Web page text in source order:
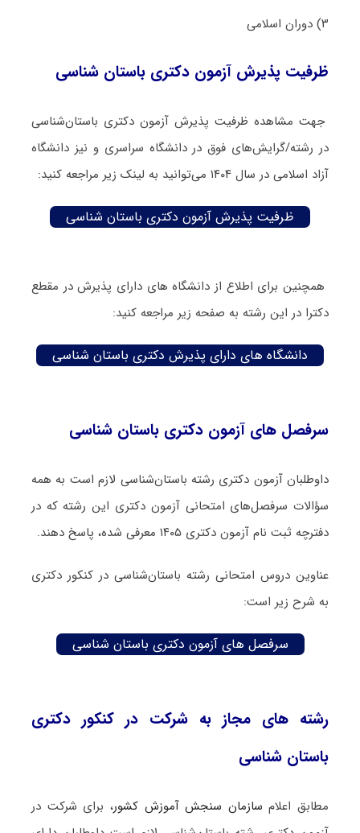
۳) دوران اسلامی
ظرفیت پذیرش آزمون دکتری باستان‌ شناسی
جهت مشاهده ظرفیت پذیرش آزمون دکتری باستان‌شناسی
در رشته/گرایش‌های فوق در دانشگاه سراسری و نیز دانشگاه
آزاد اسلامی در سال ۱۴۰۴ می‌توانید به لینک زیر مراجعه کنید:
ظرفیت پذیرش آزمون دکتری باستان شناسی
همچنین برای اطلاع از دانشگاه های دارای پذیرش در مقطع
دکترا در این رشته به صفحه زیر مراجعه کنید:
دانشگاه های دارای پذیرش دکتری باستان‌ شناسی
سرفصل های آزمون دکتری باستان‌ شناسی
داوطلبان آزمون دکتری رشته باستان‌شناسی لازم است به همه
سؤالات سرفصل‌های امتحانی آزمون دکتری این رشته که در
دفترچه‌ ثبت نام آزمون دکتری ۱۴۰۵ معرفی شده، پاسخ دهند.
عناوین دروس امتحانی رشته باستان‌شناسی در کنکور دکتری
به شرح زیر است:
سرفصل های آزمون دکتری باستان‌ شناسی
رشته های مجاز به شرکت در کنکور دکتری
باستان‌ شناسی
مطابق اعلام سازمان سنجش آموزش کشور، برای شرکت در